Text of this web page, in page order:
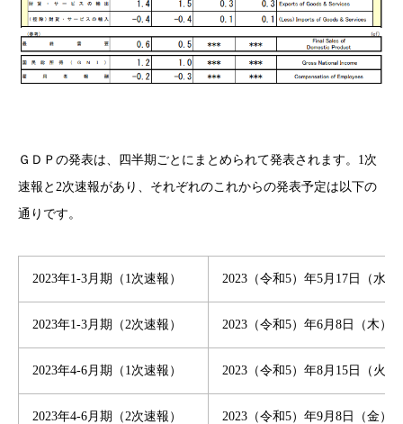
ＧＤＰの発表は、四半期ごとにまとめられて発表されます。1次
速報と2次速報があり、それぞれのこれからの発表予定は以下の
通りです。
2023年1-3月期（1次速報） 2023（令和5）年5月17日（水）
2023年1-3月期（2次速報） 2023（令和5）年6月8日（木）
2023年4-6月期（1次速報） 2023（令和5）年8月15日（火）
2023年4-6月期（2次速報） 2023（令和5）年9月8日（金）